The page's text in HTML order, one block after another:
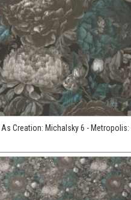
As Creation: Michalsky 6 - Metropolis: